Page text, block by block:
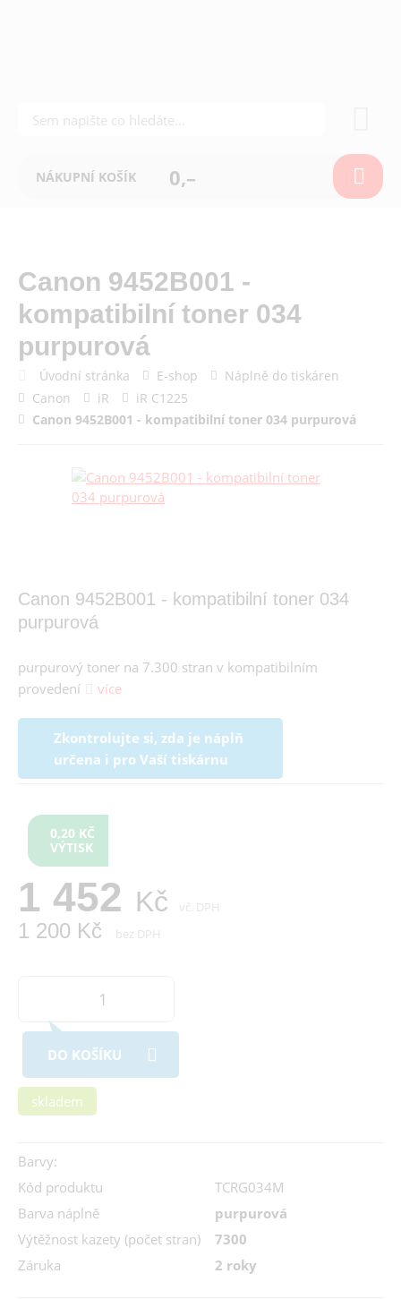
NÁKUPNÍ KOŠÍK 0,–
Canon 9452B001 -
kompatibilní toner 034
purpurová
Úvodní stránka E-shop
Náplně do tiskáren
Canon
iR
iR C1225
Canon 9452B001 - kompatibilní toner 034 purpurová
Canon 9452B001 - kompatibilní toner 034
purpurová
purpurový toner na 7.300 stran v kompatibilním
provedení
více
Zkontrolujte si, zda je náplň
určena i pro Vaší tiskárnu
0,20 KČ
VÝTISK
1 452 Kč vč. DPH
1 200 Kč bez DPH
DO KOŠÍKU
skladem
Barvy:
Kód produktu
TCRG034M
Barva náplně
purpurová
Výtěžnost kazety (počet stran)
7300
Záruka
2 roky